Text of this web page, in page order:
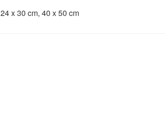
24 x 30 cm, 40 x 50 cm